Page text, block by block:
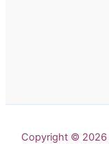
Copyright © 2026